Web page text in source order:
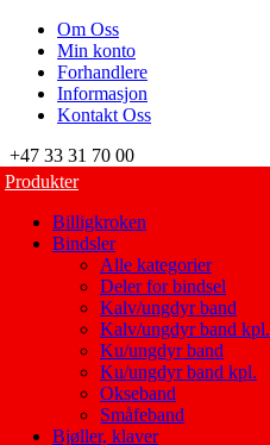
Om Oss
Min konto
Forhandlere
Informasjon
Kontakt Oss
+47 33 31 70 00
Produkter
Billigkroken
Bindsler
Alle kategorier
Deler for bindsel
Kalv/ungdyr band
Kalv/ungdyr band kpl.
Ku/ungdyr band
Ku/ungdyr band kpl.
Okseband
Småfeband
Bjøller, klaver